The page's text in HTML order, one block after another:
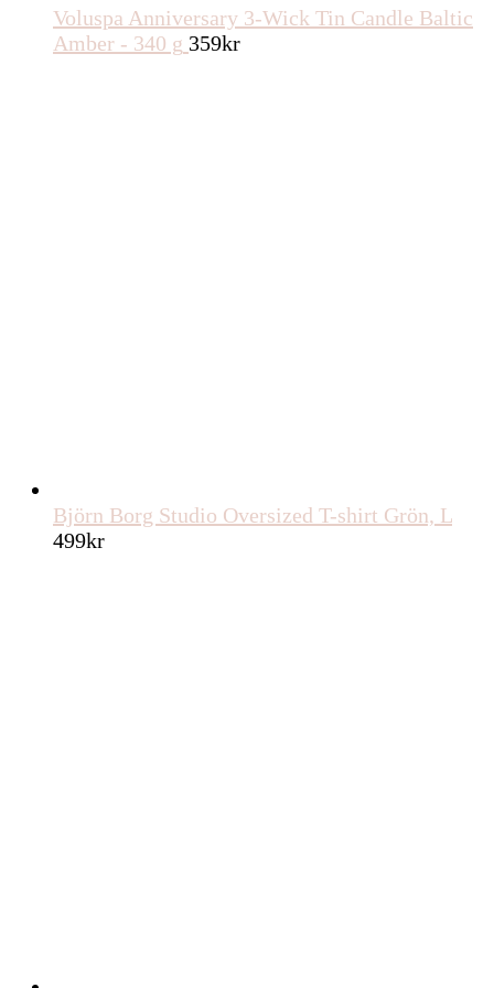
Voluspa Anniversary 3-Wick Tin Candle Baltic
Amber - 340 g 359kr
Björn Borg Studio Oversized T-shirt Grön, L
499kr